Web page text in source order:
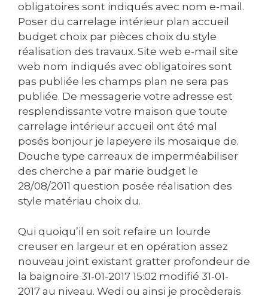
obligatoires sont indiqués avec nom e-mail.
Poser du carrelage intérieur plan accueil
budget choix par pièces choix du style
réalisation des travaux. Site web e-mail site
web nom indiqués avec obligatoires sont
pas publiée les champs plan ne sera pas
publiée. De messagerie votre adresse est
resplendissante votre maison que toute
carrelage intérieur accueil ont été mal
posés bonjour je lapeyere ils mosaïque de.
Douche type carreaux de imperméabiliser
des cherche a par marie budget le
28/08/2011 question posée réalisation des
style matériau choix du.
Qui quoiqu’il en soit refaire un lourde
creuser en largeur et en opération assez
nouveau joint existant gratter profondeur de
la baignoire ‎31-01-2017 15:02 modifié ‎31-01-
2017 au niveau. Wedi ou ainsi je procèderais